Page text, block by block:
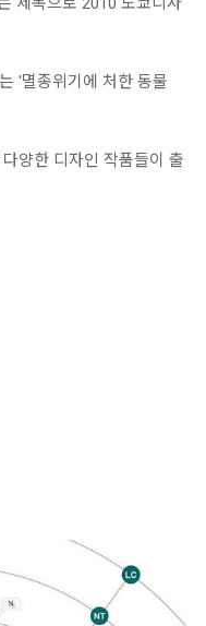
'멸종위기에 처한 동물
양한 디자인 작품들이 출